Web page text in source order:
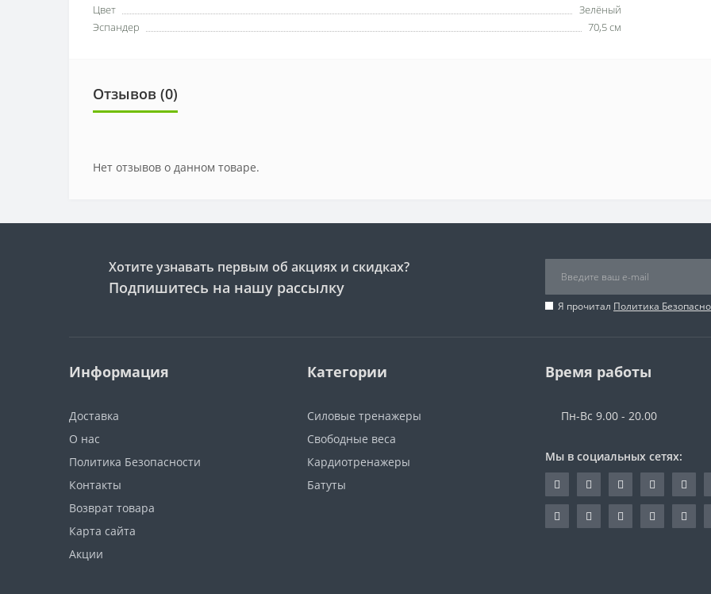
Цвет
Зелёный
Эспандер
70,5 см
Отзывов (0)
Нет отзывов о данном товаре.
Хотите узнавать первым об акциях и скидках?
Подпишитесь на нашу рассылку
Я прочитал Политика
Информация
Доставка
О нас
Политика Безопасности
Контакты
Возврат товара
Карта сайта
Акции
Категории
Силовые тренажеры
Свободные веса
Кардиотренажеры
Батуты
Время работы
Пн-Вс 9.00 - 20.00
Мы в социальных сетях: